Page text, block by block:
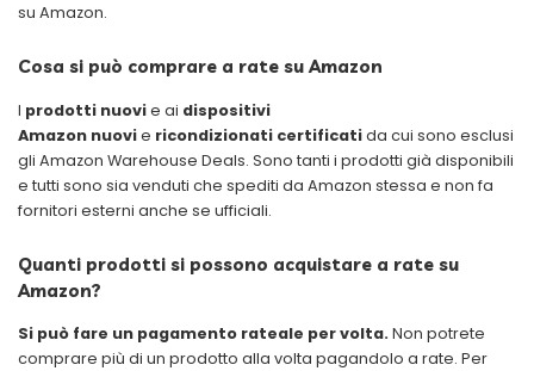
su Amazon.
Cosa si può comprare a rate su Amazon
I prodotti nuovie ai dispositivi
Amazon nuovie ricondizionati certificatida cui sono esclusi
gli Amazon Warehouse Deals. Sono tanti i prodotti già disponibili
e tutti sono sia venduti che spediti da Amazon stessa e non fa
fornitori esterni anche se ufficiali.
Quanti prodotti si possono acquistare a rate su
Amazon?
Si può fare un pagamento rateale per volta. Non potrete
comprare più di un prodotto alla volta pagandolo a rate. Per